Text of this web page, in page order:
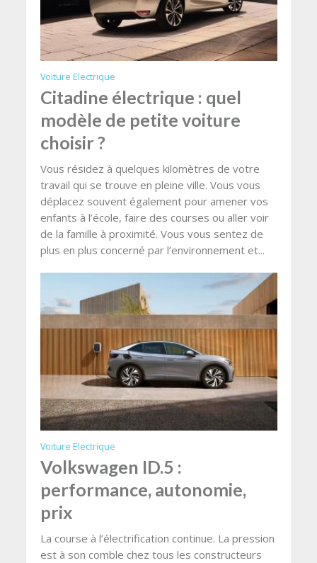
Voiture Electrique
Citadine électrique : quel
modèle de petite voiture
choisir ?
Vous résidez à quelques kilomètres de votre
travail qui se trouve en pleine ville. Vous vous
déplacez souvent également pour amener vos
enfants à l’école, faire des courses ou aller voir
de la famille à proximité. Vous vous sentez de
plus en plus concerné par l’environnement et...
Voiture Electrique
Volkswagen ID.5 :
performance, autonomie,
prix
La course à l’électrification continue. La pression
est à son comble chez tous les constructeurs